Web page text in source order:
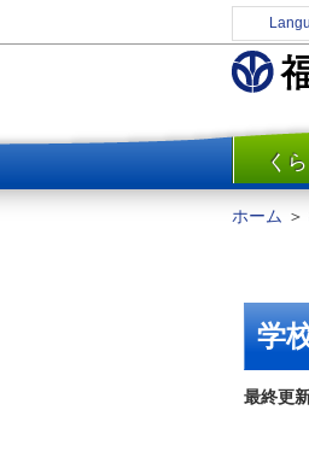
く
防災
水道・
住まい
環境問
イクル
ホーム ＞
学
最終更